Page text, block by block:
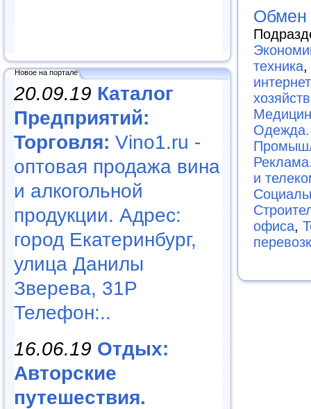
Новое на портале
20.09.19 Каталог
Предприятий:
Торговля: Vino1.ru -
оптовая продажа вина
и алкогольной
продукции. Адрес:
город Екатеринбург,
улица Данилы
Зверева, 31Р
Телефон:..
16.06.19 Отдых:
Авторские
путешествия.
Обмен
техника,
интернет
и
офиса,